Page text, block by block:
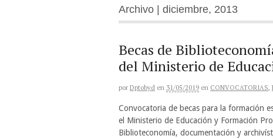
Archivo | diciembre, 2013
Becas de
del Ministerio de
por Dptobyd en 31/05/2019 en CONVOCATORIAS,
Convocatoria de becas para la formación
el Ministerio de Educación y Formación
Biblioteconomía, documentación y